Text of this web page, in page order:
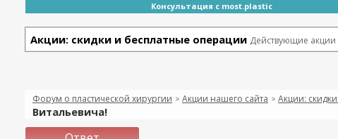
Консультация с most.plastic
Акции: скидки и бесплатные операции Действующие акции
Форум о пластической хирургии > Акции нашего сайта > Акции:
Витальевича!